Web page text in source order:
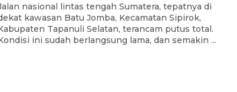
nasional lintas tengah Sumatera, tepatnya di
kawasan Batu Jomba, Kecamatan Sipirok,
Tapanuli Selatan, terancam putus total.
ini sudah berlangsung lama, dan semakin ...